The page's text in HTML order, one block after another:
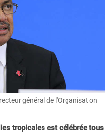
général de l'Organisation
tropicales est célébrée tous